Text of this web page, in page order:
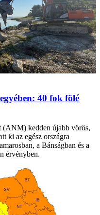
40 fok fölé
(ANM) kedden újabb vörös,
ki az egész országra
a Bánságban és a
érvényben.